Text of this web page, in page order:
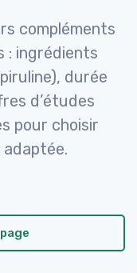
compléments
: ingrédients
durée
d’études
pour choisir